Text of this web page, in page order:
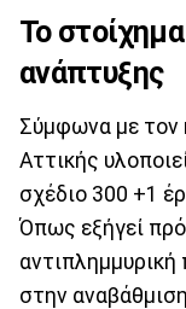
Το
ανάπτυξης
Σύμφωνα με τον
Αττικής
σχέδιο 300 +1
Όπως εξήγεί
στην